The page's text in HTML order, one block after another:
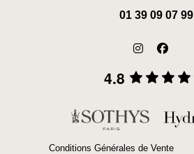
01 39 09 07 99
4.8
Conditions Générales de Vente